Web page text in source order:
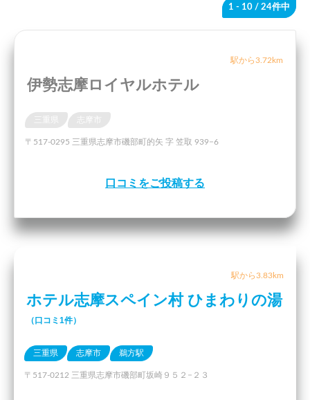
1 - 10 / 24件中
駅から3.72km
伊勢志摩ロイヤルホテル
〒517-0295 三重県志摩市磯部町的矢 字 笠取 939−6
口コミをご投稿する
駅から3.83km
ホテル志摩スペイン村 ひまわりの湯
（口コミ1件）
三重県 志摩市 鵜方駅
〒517-0212 三重県志摩市磯部町坂崎９５２−２３